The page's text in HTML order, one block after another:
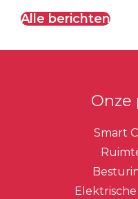
Alle berichten
Onze
Smart